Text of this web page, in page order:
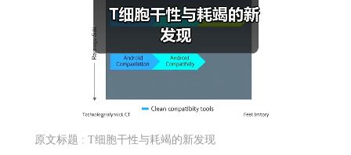
原文标题 : T细胞干性与耗竭的新发现